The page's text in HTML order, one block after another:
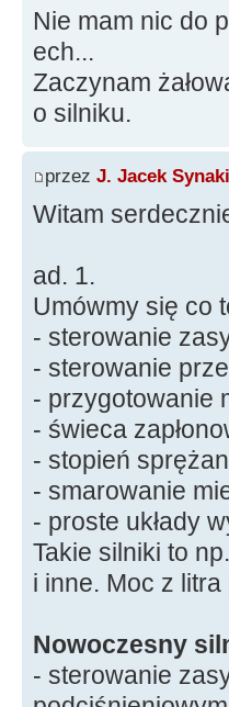
Nie mam nic do
ech...
Zaczynam
o silniku.
przez J. Jacek
Witam
ad. 1.
Umówmy się co
- sterowanie
- sterowanie
- przygotowanie
- świeca
- stopień
- smarowanie
- proste układy
Takie silniki to
i inne. Moc z
Nowoczesny
- sterowanie